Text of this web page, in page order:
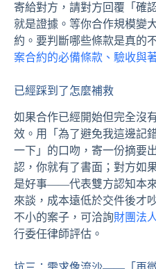
寄給對方，請對方回覆「確
就是證據。等你合作規模變
約。要判斷哪些條款是真的
案合約的必備條款、驗收與
已經踩到了怎麼補救
如果合作已經開始但完全沒
效。用「為了避免我這邊記
一下」的口吻，寄一份摘要
認，你就有了書面；對方如
是好事——代表雙方認知本
來談，成本遠低於交件後才
不小的案子，可洽詢財團法
行委任律師評估。